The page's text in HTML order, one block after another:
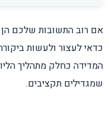
אם רוב התשובות שלכם
כדאי לעצור ולעשות
המדידה כחלק מתהליך
שמגדילים תקציבים.